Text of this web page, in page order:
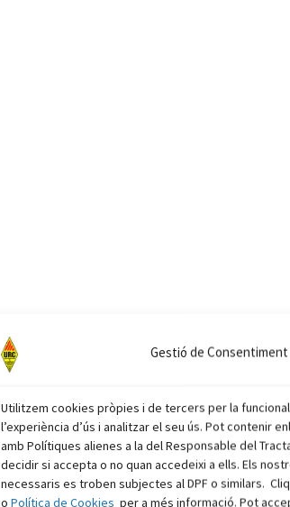
Gestió de Consentiment
Utilitzem cookies pròpies i de tercers per la
l’experiència d’ús i analitzar el seu ús. Pot contenir
amb Polítiques alienes a la del Responsable del
decidir si accepta o no quan accedeixi a ells. Els
necessaris es troben subjectes al DPF o similars.
o Política de Cookies per a més informació. Pot